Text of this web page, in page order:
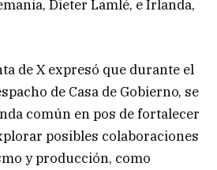
Dieter Lamlé, e Irlanda,
de X expresó que durante el
de Casa de Gobierno, se
común en pos de fortalecer
posibles colaboraciones
y producción, como